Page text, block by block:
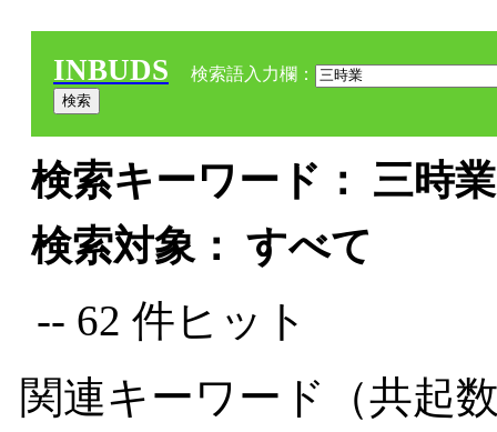
INBUDS 検索語入力欄：
検索キーワード： 三時
検索対象： すべて
-- 62 件ヒット
関連キーワード（共起